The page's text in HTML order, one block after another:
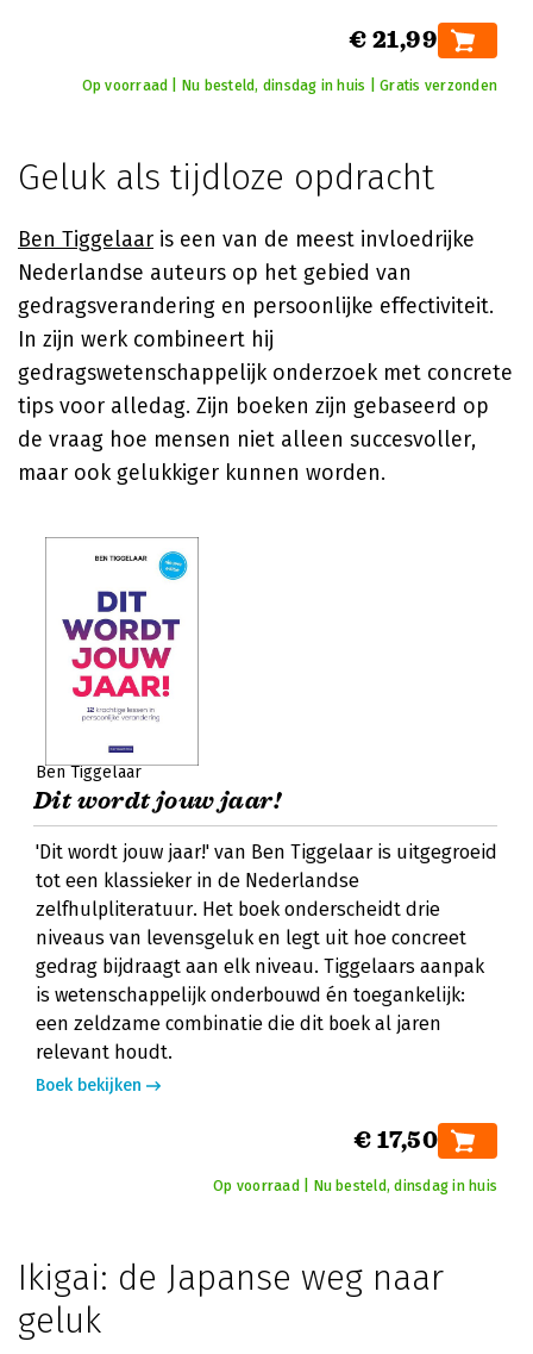
€ 21,99
Op voorraad | Nu besteld, dinsdag in huis | Gratis verzonden
Geluk als tijdloze opdracht
Ben Tiggelaar is een van de meest invloedrijke
Nederlandse auteurs op het gebied van
gedragsverandering en persoonlijke effectiviteit.
In zijn werk combineert hij
gedragswetenschappelijk onderzoek met concrete
tips voor alledag. Zijn boeken zijn gebaseerd op
de vraag hoe mensen niet alleen succesvoller,
maar ook gelukkiger kunnen worden.
Ben Tiggelaar
Dit wordt jouw jaar!
'Dit wordt jouw jaar!' van Ben Tiggelaar is uitgegroeid
tot een klassieker in de Nederlandse
zelfhulpliteratuur. Het boek onderscheidt drie
niveaus van levensgeluk en legt uit hoe concreet
gedrag bijdraagt aan elk niveau. Tiggelaars aanpak
is wetenschappelijk onderbouwd én toegankelijk:
een zeldzame combinatie die dit boek al jaren
relevant houdt.
Boek bekijken
€ 17,50
Op voorraad | Nu besteld, dinsdag in huis
Ikigai: de Japanse weg naar
geluk